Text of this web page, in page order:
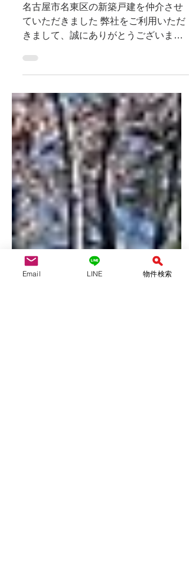
【ご契約】新築戸建 名古屋
市名東区
名古屋市名東区の新築戸建を仲介させ
ていただきました 弊社をご利用いただ
た。 アットホームの電話問合わせより
ご連絡をいただきました。 明日に見学
したい、とのことで喜んで、ご案内さ
せていただきました。 それはなぜかと
言うと、...
Email LINE 物件検索